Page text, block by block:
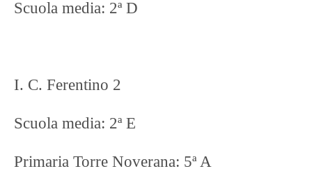
Scuola media: 2ª D
I. C. Ferentino 2
Scuola media: 2ª E
Primaria Torre Noverana: 5ª A